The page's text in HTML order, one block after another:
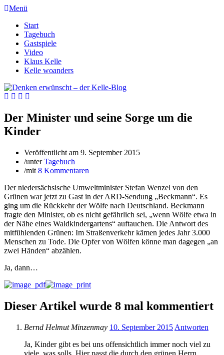
Menü
Start
Tagebuch
Gastspiele
Video
Klaus Kelle
Kelle woanders
Der Minister und seine Sorge um die
Kinder
Veröffentlicht am 9. September 2015
/unterTagebuch
/mit 8 Kommentaren
Der niedersächsische Umweltminister Stefan Wenzel von den
Grünen war jetzt zu Gast in der ARD-Sendung „Beckmann“. Es
ging um die Rückkehr der Wölfe nach Deutschland. Beckmann
fragte den Minister, ob es nicht gefährlich sei, „wenn Wölfe etwa in
der Nähe eines Waldkindergartens“ auftauchen. Die Antwort des
mitfühlenden Grünen: Im Straßenverkehr kämen jedes Jahr 3.000
Menschen zu Tode. Die Opfer von Wölfen könne man dagegen „an
zwei Händen“ abzählen.
Ja, dann…
Dieser Artikel wurde 8 mal kommentiert
Bernd Helmut Minzenmay 10. September 2015 Antworten
Ja, Kinder gibt es bei uns offensichtlich immer noch viel zu
viele, was solls. Hier passt die durch den grünen Herrn